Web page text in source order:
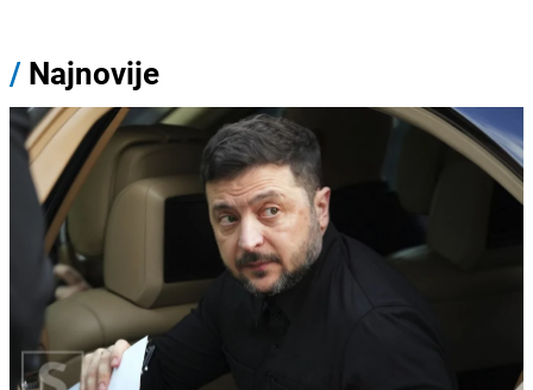
/ Najnovije